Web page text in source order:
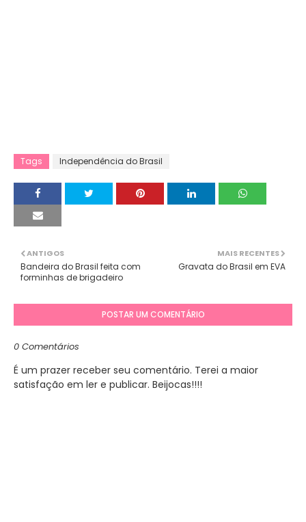
Tags Independência do Brasil
MAIS RECENTES
Gravata do Brasil em EVA
ANTIGOS
Bandeira do Brasil feita com
forminhas de brigadeiro
POSTAR UM COMENTÁRIO
0 Comentários
É um prazer receber seu comentário. Terei a maior
satisfação em ler e publicar. Beijocas!!!!